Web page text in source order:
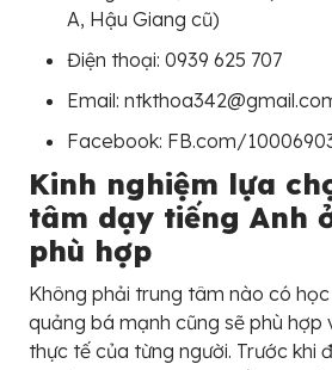
A, Hậu Giang cũ)
Điện thoại: 0939 625 707
Email:
Facebook: FB.com/
Kinh nghiệm lựa
tâm dạy tiếng Anh
phù hợp
Không phải trung tâm nào có
quảng bá mạnh cũng sẽ phù hợp
thực tế của từng người. Trước khi